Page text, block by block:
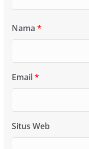
Nama *
Email*
Situs Web